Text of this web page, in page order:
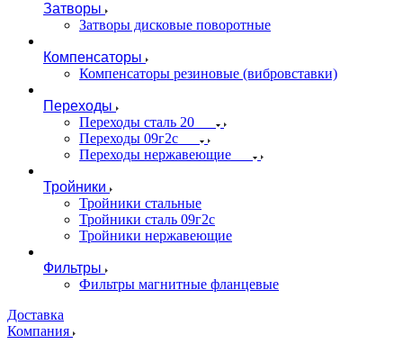
Затворы
Затворы дисковые поворотные
Компенсаторы
Компенсаторы резиновые (вибровставки)
Переходы
Переходы сталь 20
Переходы 09г2с
Переходы нержавеющие
Тройники
Тройники стальные
Тройники сталь 09г2с
Тройники нержавеющие
Фильтры
Фильтры магнитные фланцевые
Доставка
Компания